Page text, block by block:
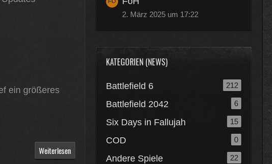
ein größeres
Weiterlesen
2. März 2025 um 17:22
KATEGORIEN (NEWS)
Battlefield 6 212
Battlefield 2042 6
Six Days in Fallujah 15
COD 0
Andere Spiele 22